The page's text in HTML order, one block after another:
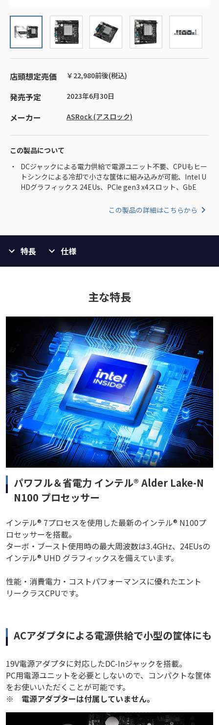
店頭想定売価 ￥22,980前後(税込)
発売予定 2023年6月30日
メーカー ASRock (アスロック)
この製品について
DCジャックによる電力供給で電源ユニット不要、CPUもヒー
トシンクによる冷却で小さな筐体に組み込みが可能、Intel U
HDグラフィックス 24EUs、PCIe gen3 x4スロット、GbE
この製品の詳細はこちらから
特長 仕様
主な特長
パワフル＆省電力 インテル® Alder Lake-N
N100 プロセッサー
インテル® 7プロセスを使用した最新のインテル® N100プ
ロセッサーを搭載。
ターボ・ブースト使用時の最大周波数は3.4GHz、24EUsの
インテル® UHD グラフィックスを備えています。
性能・消費電力・コストパフォーマンスに優れたエント
リークラスCPUです。
ACアダプタによる電源供給で小型の筐体にも
19V電源アダプタに対応したDC-Inジャックを搭載。
PC用電源ユニットを必要としないので、コンパクトな筐体
をお使いいただくことが可能です。
※ 電源アダプターは付属していません。